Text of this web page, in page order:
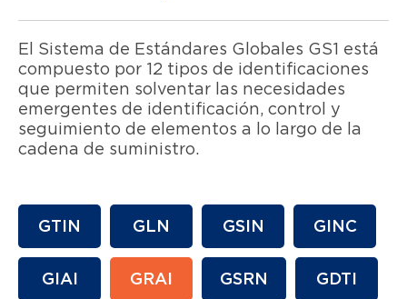
El Sistema de Estándares Globales GS1 está
compuesto por 12 tipos de identificaciones
que permiten solventar las necesidades
emergentes de identificación, control y
seguimiento de elementos a lo largo de la
cadena de suministro.
GTIN GLN GSIN GINC
GIAI GRAI GSRN GDTI